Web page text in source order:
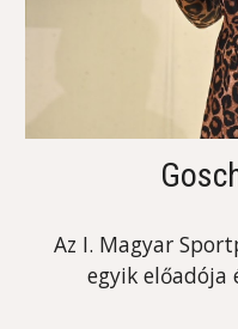
Az I. Magyar
egyik előadója